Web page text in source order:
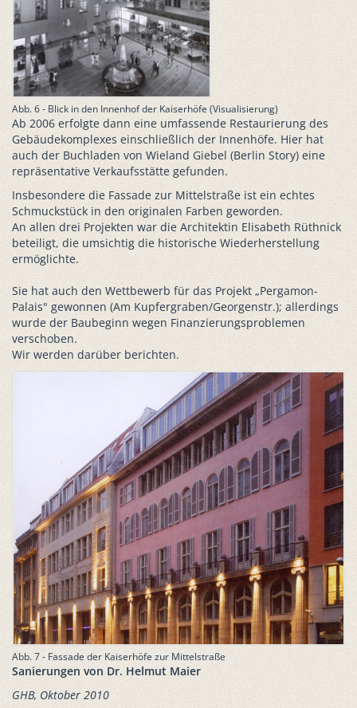
Abb. 6 - Blick in den Innenhof der Kaiserhöfe (Visualisierung)
Ab 2006 erfolgte dann eine umfassende Restaurierung des
Gebäudekomplexes einschließlich der Innenhöfe. Hier hat
auch der Buchladen von Wieland Giebel (Berlin Story) eine
repräsentative Verkaufsstätte gefunden.
Insbesondere die Fassade zur Mittelstraße ist ein echtes
Schmuckstück in den originalen Farben geworden.
An allen drei Projekten war die Architektin Elisabeth Rüthnick
beteiligt, die umsichtig die historische Wiederherstellung
ermöglichte.
Sie hat auch den Wettbewerb für das Projekt „Pergamon-
Palais" gewonnen (Am Kupfergraben/Georgenstr.); allerdings
wurde der Baubeginn wegen Finanzierungsproblemen
verschoben.
Wir werden darüber berichten.
Abb. 7 - Fassade der Kaiserhöfe zur Mittelstraße
Sanierungen von Dr. Helmut Maier
GHB, Oktober 2010